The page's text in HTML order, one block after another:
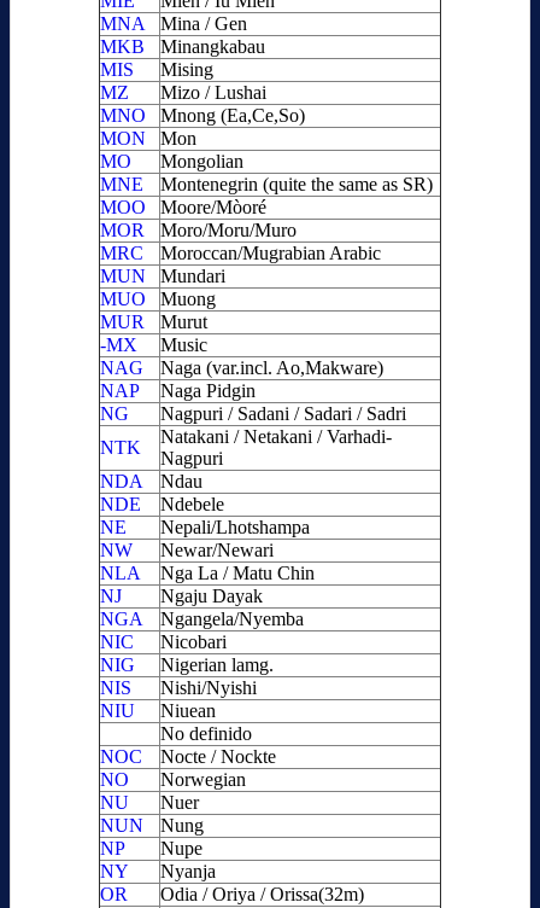
MNA
Mina / Gen
MKB
Minangkabau
MIS
Mising
MZ
Mizo / Lushai
MNO
Mnong (Ea,Ce,So)
MON
Mon
MO
Mongolian
MNE
Montenegrin (quite the same as SR)
MOO
Moore/Mòoré
MOR
Moro/Moru/Muro
MRC
Moroccan/Mugrabian Arabic
MUN
Mundari
MUO
Muong
MUR
Murut
-MX
Music
NAG
Naga (var.incl. Ao,Makware)
NAP
Naga Pidgin
NG
Nagpuri / Sadani / Sadari / Sadri
NTK
Natakani / Netakani / Varhadi-
Nagpuri
NDA
Ndau
NDE
Ndebele
NE
Nepali/Lhotshampa
NW
Newar/Newari
NLA
Nga La / Matu Chin
NJ
Ngaju Dayak
NGA
Ngangela/Nyemba
NIC
Nicobari
NIG
Nigerian lamg.
NIS
Nishi/Nyishi
NIU
Niuean
No definido
NOC
Nocte / Nockte
NO
Norwegian
NU
Nuer
NUN
Nung
NP
Nupe
NY
Nyanja
OR
Odia / Oriya / Orissa(32m)